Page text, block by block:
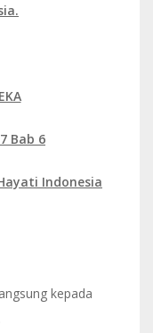
Bab 6
Indonesia
kepada